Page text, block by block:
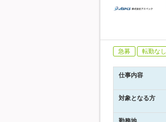
急募 転勤なし
仕事内容
対象となる方